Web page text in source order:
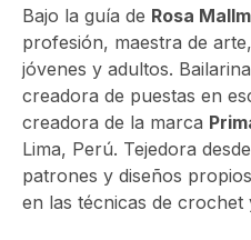
Bajo la guía de Rosa
profesión, maestra de
jóvenes y adultos.
creadora de puestas en
creadora de la marca
Lima, Perú. Tejedora
patrones y diseños
en las técnicas de crochet